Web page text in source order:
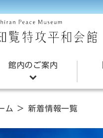
館内のご案内
ム 新着情報一覧